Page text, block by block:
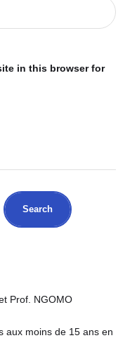
in this browser for
Search
Prof. NGOMO
aux moins de 15 ans en